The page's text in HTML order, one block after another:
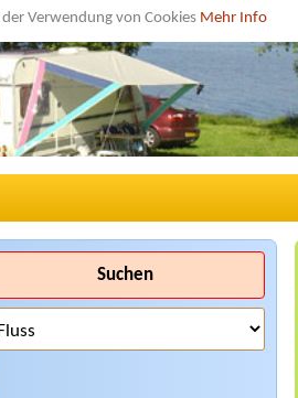
Verwendung von Cookies Mehr Info
Suchen